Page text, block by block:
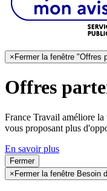
× Fermer la fenêtre "Offres
Offres
France Travail améliore la
vous proposant plus
En savoir plus
Fermer
×Fermer la fenêtre Besoin